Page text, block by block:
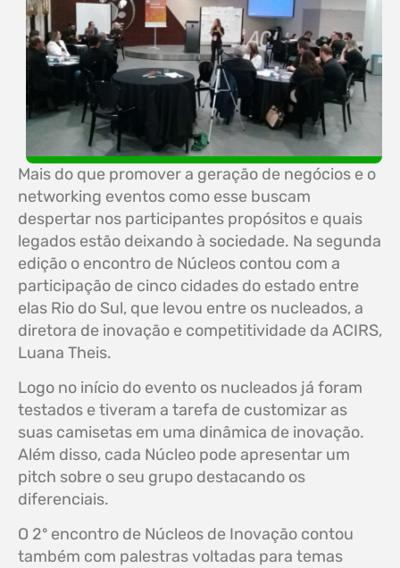
Mais do que promover a geração de negócios e o
networking eventos como esse buscam
despertar nos participantes propósitos e quais
legados estão deixando à sociedade. Na segunda
edição o encontro de Núcleos contou com a
participação de cinco cidades do estado entre
elas Rio do Sul, que levou entre os nucleados, a
diretora de inovação e competitividade da ACIRS,
Luana Theis.
Logo no início do evento os nucleados já foram
testados e tiveram a tarefa de customizar as
suas camisetas em uma dinâmica de inovação.
Além disso, cada Núcleo pode apresentar um
pitch sobre o seu grupo destacando os
diferenciais.
O 2º encontro de Núcleos de Inovação contou
também com palestras voltadas para temas